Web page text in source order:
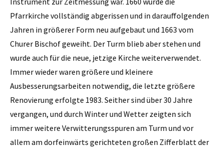
Pfarrkirche vollständig abgerissen und in darauffolgenden
Jahren in größerer Form neu aufgebaut und 1663 vom
Churer Bischof geweiht. Der Turm blieb aber stehen und
wurde auch für die neue, jetzige Kirche weiterverwendet.
Immer wieder waren größere und kleinere
Ausbesserungsarbeiten notwendig, die letzte größere
Renovierung erfolgte 1983. Seither sind über 30 Jahre
vergangen, und durch Winter und Wetter zeigten sich
immer weitere Verwitterungsspuren am Turm und vor
allem am dorfeinwärts gerichteten großen Zifferblatt der